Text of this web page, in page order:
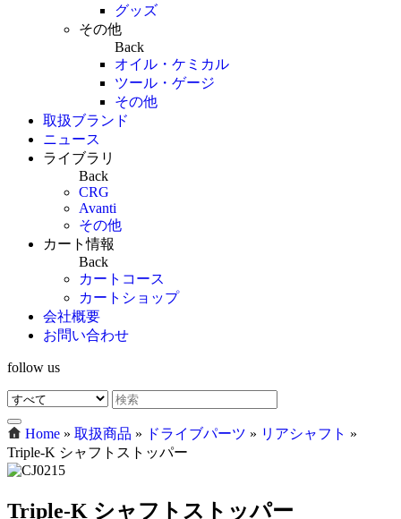
グッズ
その他
Back
オイル・ケミカル
ツール・ゲージ
その他
取扱ブランド
ニュース
ライブラリ
Back
CRG
Avanti
その他
カート情報
Back
カートコース
カートショップ
会社概要
お問い合わせ
follow us
Home » 取扱商品 » ドライブパーツ » リアシャフト »
Triple-K シャフトストッパー
Triple-K シャフトストッパー